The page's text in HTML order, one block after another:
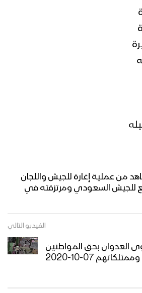
من عملية إغارة للجيش واللجان
للجيش السعودي ومرتزقته في
الفيديو التالي
العدوان بحق المواطنين
وممتلكاتهم 07-10-2020